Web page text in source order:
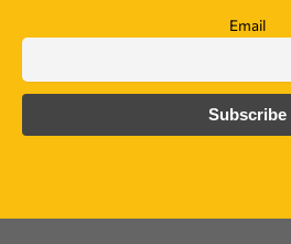
Email